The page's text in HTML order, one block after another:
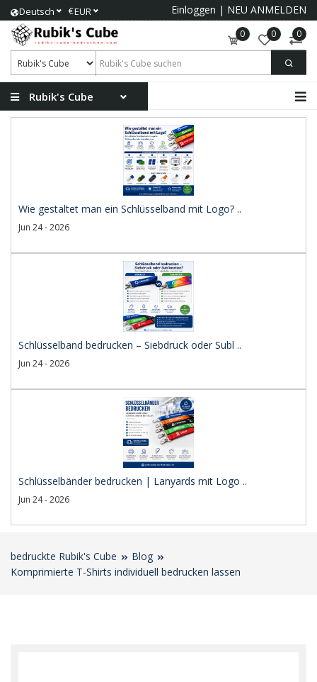
Deutsch €EUR Einloggen | NEU ANMELDEN
0 0 0
Rubik's Cube
Wie gestaltet man ein Schlüsselband mit Logo? ..
Jun 24 - 2026
Schlüsselband bedrucken – Siebdruck oder Subl ..
Jun 24 - 2026
Schlüsselbänder bedrucken | Lanyards mit Logo ..
Jun 24 - 2026
bedruckte Rubik's Cube
Blog
Komprimierte T-Shirts individuell bedrucken lassen